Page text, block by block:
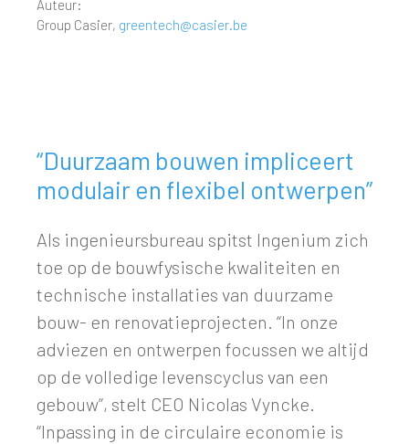
Auteur:
Group Casier, greentech@casier.be
“Duurzaam bouwen impliceert
modulair en flexibel ontwerpen”
Als ingenieursbureau spitst Ingenium zich
toe op de bouwfysische kwaliteiten en
technische installaties van duurzame
bouw- en renovatieprojecten. “In onze
adviezen en ontwerpen focussen we altijd
op de volledige levenscyclus van een
gebouw”, stelt CEO Nicolas Vyncke.
“Inpassing in de circulaire economie is